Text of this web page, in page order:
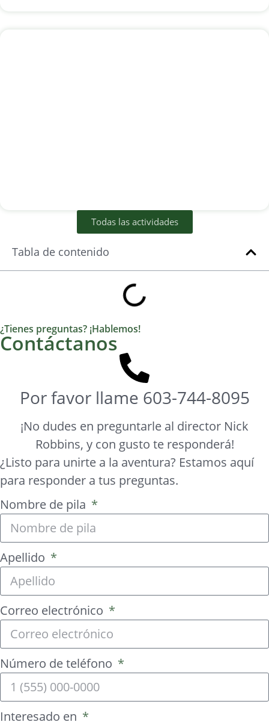
Todas las actividades
Tabla de contenido
¿Tienes preguntas? ¡Hablemos!
Contáctanos
Por favor llame 603-744-8095
¡No dudes en preguntarle al director Nick
Robbins, y con gusto te responderá!
¿Listo para unirte a la aventura? Estamos aquí
para responder a tus preguntas.
Nombre de pila
Apellido
Correo electrónico
Número de teléfono
Interesado en